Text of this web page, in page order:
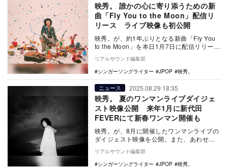
映秀。 誰かの心に寄り添うための新
曲「Fly You to the Moon」配信リ
リース ライブ映像も初公開
映秀。が、約1年ぶりとなる新曲「Fly You
to the Moon」を本日1月7日に配信リリース
した。 同楽曲は、映秀。…
リアルサウンド編集部
シンガーソングライター
JPOP 映秀。
ニュース 2025.08.29 18:35
映秀。 夏のワンマンライブダイジェ
スト映像公開 来年1月に新代田
FEVERにて新春ワンマン開催も
映秀。が、8月に開催したワンマンライブの
ダイジェスト映像を公開。また、あわせて
新たなワンマンライブ『新年FEVERしま
SHOWT…
リアルサウンド編集部
シンガーソングライター
JPOP 映秀。